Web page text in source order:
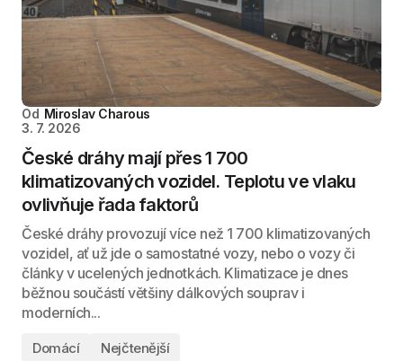
Od Miroslav Charous
3. 7. 2026
České dráhy mají přes 1 700
klimatizovaných vozidel. Teplotu ve vlaku
ovlivňuje řada faktorů
České dráhy provozují více než 1 700 klimatizovaných
vozidel, ať už jde o samostatné vozy, nebo o vozy či
články v ucelených jednotkách. Klimatizace je dnes
běžnou součástí většiny dálkových souprav i
moderních...
Domácí Nejčtenější